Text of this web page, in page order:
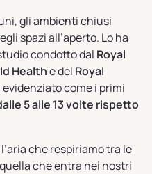
gli ambienti chiusi
spazi all’aperto. Lo ha
condotto dal Royal
Healthe del Royal
evidenziato come i primi
5 alle 13 volte rispetto
che respiriamo tra le
che entra nei nostri